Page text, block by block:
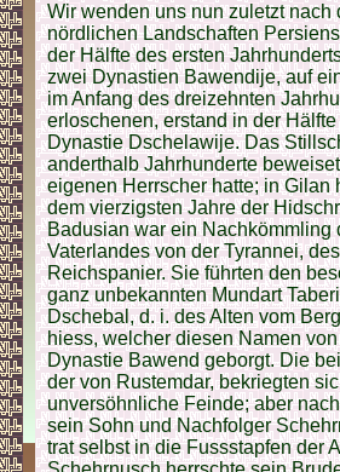
Wir wenden uns nun zuletzt
nördlichen Landschaften
der Hälfte des ersten
zwei Dynastien Bawendije, auf
im Anfang des dreizehnten
erloschenen, erstand in der
Dynastie Dschelawije. Das
anderthalb Jahrhunderte
eigenen Herrscher hatte; in
dem vierzigsten Jahre der
Badusian war ein
Vaterlandes von der Tyrannei,
Reichspanier. Sie führten den
ganz unbekannten Mundart
Dschebal, d. i. des Alten vom
hiess, welcher diesen Namen
Dynastie Bawend geborgt. Die
der von Rustemdar, bekriegten
unversöhnliche Feinde; aber
sein Sohn und Nachfolger
trat selbst in die Fussstapfen der